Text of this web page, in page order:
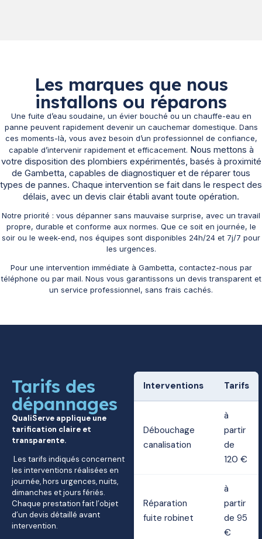
Les marques que nous
installons ou réparons
Une fuite d’eau soudaine, un évier bouché ou un chauffe-eau en
panne peuvent rapidement devenir un cauchemar domestique. Dans
ces moments-là, vous avez besoin d’un professionnel de confiance,
capable d’intervenir rapidement et efficacement. Nous mettons à
votre disposition des plombiers expérimentés, basés à proximité
de Gambetta, capables de diagnostiquer et de réparer tous
types de pannes. Chaque intervention se fait dans le respect des
délais, avec un devis clair établi avant toute opération.
Notre priorité : vous dépanner sans mauvaise surprise, avec un travail
propre, durable et conforme aux normes. Que ce soit en journée, le
soir ou le week-end, nos équipes sont disponibles 24h/24 et 7j/7 pour
les urgences.
Pour une intervention immédiate à Gambetta, contactez-nous par
téléphone ou par mail. Nous vous garantissons un devis transparent et
un service professionnel, sans frais cachés.
Tarifs des
dépannages
QualiServe applique une
tarification claire et
transparente.
Les tarifs indiqués concernent
les interventions réalisées en
journée, hors urgences, nuits,
dimanches et jours fériés.
Chaque prestation fait l’objet
d’un devis détaillé avant
intervention.
Interventions Tarifs
Débouchage
canalisation
à
partir
de
120 €
Réparation
fuite robinet
à
partir
de 95
€